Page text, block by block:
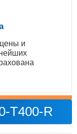
и
Т400-R